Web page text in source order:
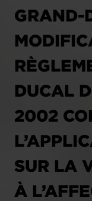
GRAND-
DUCAL
2002
SUR LA
À